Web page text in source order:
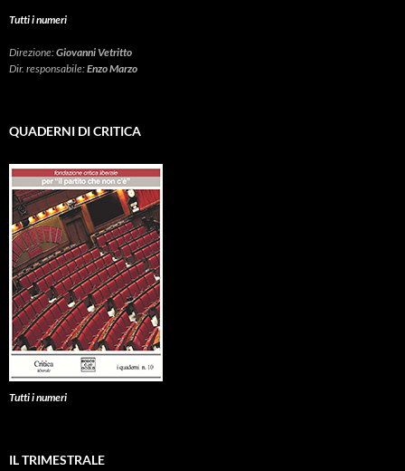
Tutti i numeri
Direzione:Giovanni Vetritto
Dir. responsabile:Enzo Marzo
QUADERNI DI CRITICA
Tutti i numeri
IL TRIMESTRALE